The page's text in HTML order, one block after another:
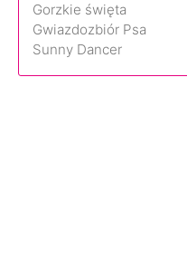
Gorzkie święta
Gwiazdozbiór Psa
Sunny Dancer